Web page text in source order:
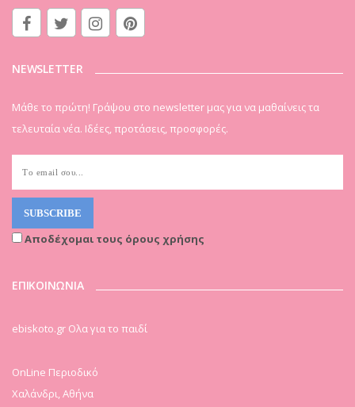
NEWSLETTER
Μάθε το πρώτη! Γράψου στο newsletter μας για να μαθαίνεις τα
τελευταία νέα. Ιδέες, προτάσεις, προσφορές.
Αποδέχομαι τους όρους χρήσης
ΕΠΙΚΟΙΝΩΝΙΑ
ebiskoto.gr Ολα για το παιδί
OnLine Περιοδικό
Χαλάνδρι, Αθήνα